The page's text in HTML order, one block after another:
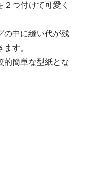
つ付けて可愛く
の中に縫い代が残
す。
的簡単な型紙とな